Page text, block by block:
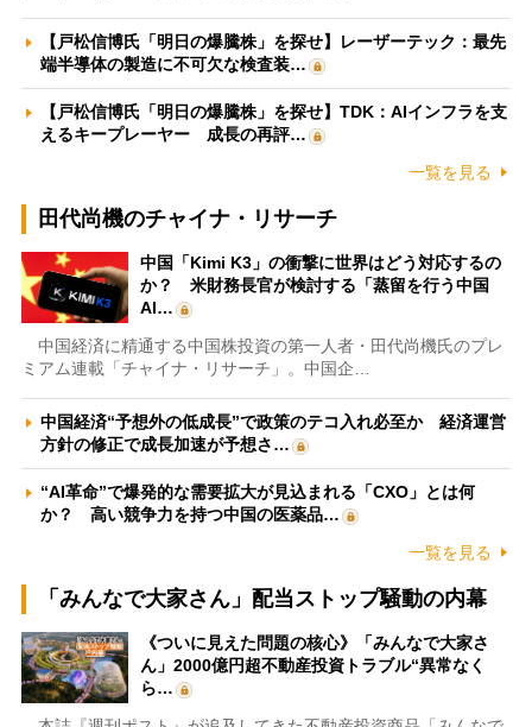
【戸松信博氏「明日の爆騰株」を探せ】レーザーテック：最先
端半導体の製造に不可欠な検査装…
【戸松信博氏「明日の爆騰株」を探せ】TDK：AIインフラを支
えるキープレーヤー 成長の再評…
一覧を見る
田代尚機のチャイナ・リサーチ
中国「Kimi K3」の衝撃に世界はどう対応するの
か？ 米財務長官が検討する「蒸留を行う中国
AI…
中国経済に精通する中国株投資の第一人者・田代尚機氏のプレ
ミアム連載「チャイナ・リサーチ」。中国企…
中国経済“予想外の低成長”で政策のテコ入れ必至か 経済運営
方針の修正で成長加速が予想さ…
“AI革命”で爆発的な需要拡大が見込まれる「CXO」とは何
か？ 高い競争力を持つ中国の医薬品…
一覧を見る
「みんなで大家さん」配当ストップ騒動の内幕
《ついに見えた問題の核心》「みんなで大家さ
ん」2000億円超不動産投資トラブル“異常なく
ら…